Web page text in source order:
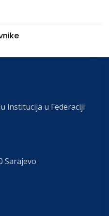
institucija u Federaciji
Sarajevo